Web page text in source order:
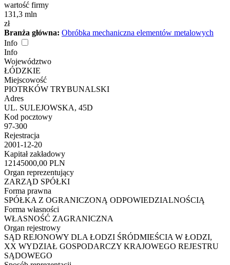
wartość firmy
131,3 mln
zł
Branża główna: Obróbka mechaniczna elementów metalowych
Info
Info
Województwo
ŁÓDZKIE
Miejscowość
PIOTRKÓW TRYBUNALSKI
Adres
UL. SULEJOWSKA, 45D
Kod pocztowy
97-300
Rejestracja
2001-12-20
Kapitał zakładowy
12145000,00 PLN
Organ reprezentujący
ZARZĄD SPÓŁKI
Forma prawna
SPÓŁKA Z OGRANICZONĄ ODPOWIEDZIALNOŚCIĄ
Forma własności
WŁASNOŚĆ ZAGRANICZNA
Organ rejestrowy
SĄD REJONOWY DLA ŁODZI ŚRÓDMIEŚCIA W ŁODZI,
XX WYDZIAŁ GOSPODARCZY KRAJOWEGO REJESTRU
SĄDOWEGO